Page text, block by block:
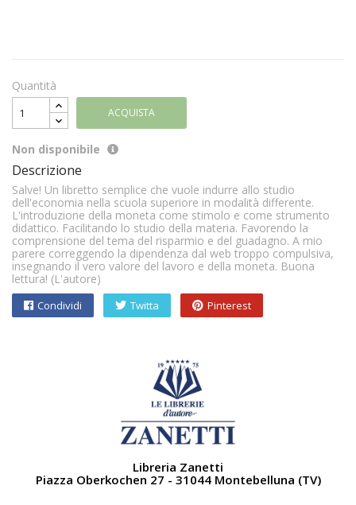
Quantità
ACQUISTA
Non disponibile
Descrizione
Salve! Un libretto semplice che vuole indurre allo studio
dell'economia nella scuola superiore in modalità differente.
L'introduzione della moneta come stimolo e come strumento
didattico. Facilitando lo studio della materia. Favorendo la
comprensione del tema del risparmio e del guadagno. A mio
parere correggendo la dipendenza dal web troppo compulsiva,
insegnando il vero valore del lavoro e della moneta. Buona
lettura! (L'autore)
Condividi Twitta Pinterest
Libreria Zanetti
Piazza Oberkochen 27 - 31044 Montebelluna (TV)